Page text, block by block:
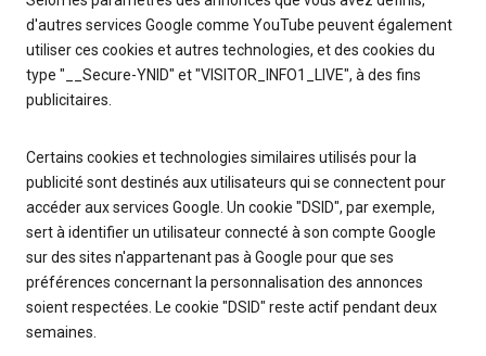
d'autres services Google comme YouTube peuvent également
utiliser ces cookies et autres technologies, et des cookies du
type "__Secure-YNID" et "VISITOR_INFO1_LIVE", à des fins
publicitaires.
Certains cookies et technologies similaires utilisés pour la
publicité sont destinés aux utilisateurs qui se connectent pour
accéder aux services Google. Un cookie "DSID", par exemple,
sert à identifier un utilisateur connecté à son compte Google
sur des sites n'appartenant pas à Google pour que ses
préférences concernant la personnalisation des annonces
soient respectées. Le cookie "DSID" reste actif pendant deux
semaines.